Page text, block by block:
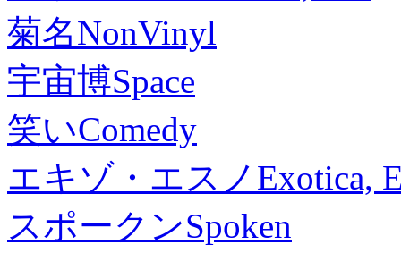
菊名NonVinyl
宇宙博Space
笑いComedy
エキゾ・エスノ Exotica,
スポークンSpoken